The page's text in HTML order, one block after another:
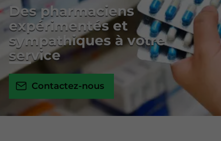
Des pharmaciens
expérimentés et
sympathiques à votre
service
Contactez-nous